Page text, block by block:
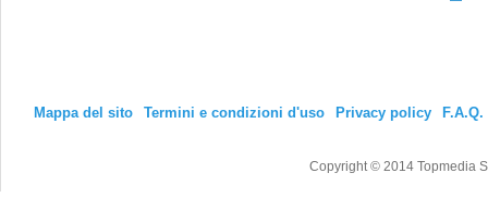
Mappa del sito Termini e condizioni d'uso Privacy policy F.A.Q.
Copyright © 2014 Topmedia